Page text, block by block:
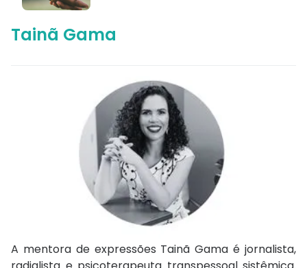
Tainã Gama
A mentora de expressões Tainã Gama é jornalista,